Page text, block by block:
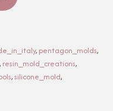
, pentagon_molds,
, resin_mold_creations,
,silicone_mold,